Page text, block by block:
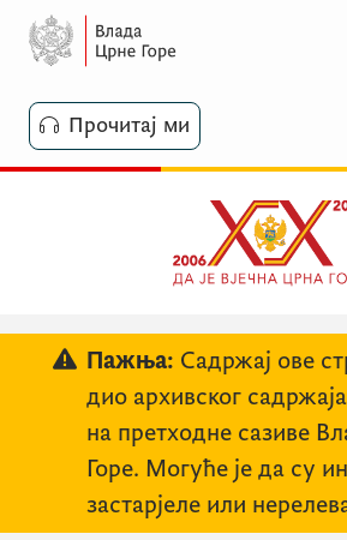
Прочитај ми
Пажња: Садржај ове
дио архивског
на претходне сазиве
Горе. Могуће је да су
застарјеле или